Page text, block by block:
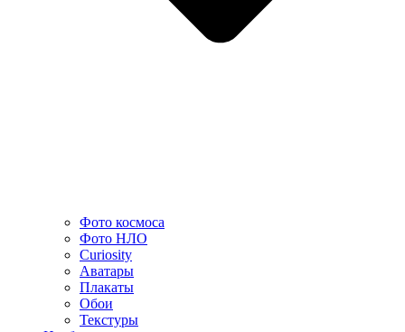
Фото космоса
Фото НЛО
Curiosity
Аватары
Плакаты
Обои
Текстуры